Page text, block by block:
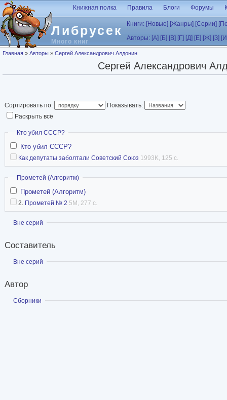
Перейти к основному содержанию
Либрусек
Много книг
Книжная полка Правила Блоги Форумы
Книги: [Новые] [Жанры] [Серии]
Авторы: [А] [Б] [В] [Г] [Д] [Е] [Ж] [З]
Вы здесь
Главная » Авторы » Сергей Александрович Алдонин
Сергей Александрович
Сортировать по:
Показывать:
Раскрыть всё
Скрыть
Кто убил СССР?
Кто убил СССР?
Как депутаты заболтали Советский Союз 1993K, 125 с.
Скрыть
Прометей (Алгоритм)
Прометей (Алгоритм)
2. Прометей № 2 5M, 277 с.
Показать
Вне серий
Составитель
Показать
Вне серий
Автор
Показать
Сборники